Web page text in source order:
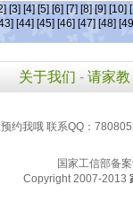
[3] [4] [5] [6] [7] [8] [9] [10]
[44] [45] [46] [47] [48]
关于我们 - 请家教
约我哦 联系QQ：
国家工信部备
Copyright 2007-2013